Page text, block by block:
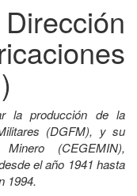
la producción de la
(DGFM), y su
(CEGEMIN),
el año 1941 hasta
1994.